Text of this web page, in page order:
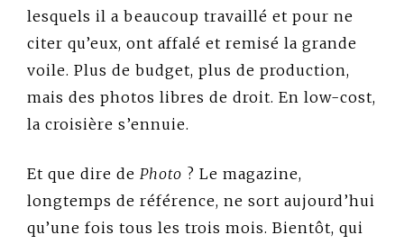
lesquels il a beaucoup travaillé et pour ne
citer qu’eux, ont affalé et remisé la grande
voile. Plus de budget, plus de production,
mais des photos libres de droit. En low-cost,
la croisière s’ennuie.
Et que dire de Photo ? Le magazine,
longtemps de référence, ne sort aujourd’hui
qu’une fois tous les trois mois. Bientôt, qui